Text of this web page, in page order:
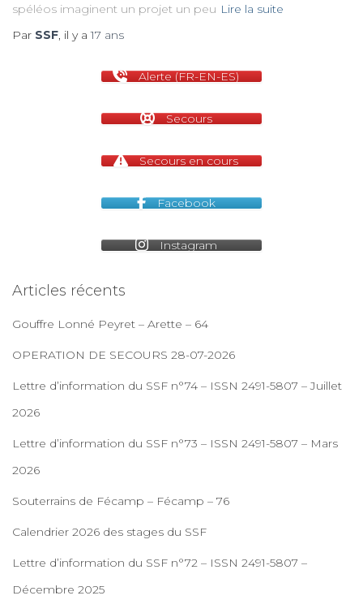
spéléos imaginent un projet un peu Lire la suite
Par SSF, il y a17 ans
Alerte (FR-EN-ES)
Secours
Secours en cours
Facebook
Instagram
Articles récents
Gouffre Lonné Peyret – Arette – 64
OPERATION DE SECOURS 28-07-2026
Lettre d’information du SSF n°74 – ISSN 2491-5807 – Juillet
2026
Lettre d’information du SSF n°73 – ISSN 2491-5807 – Mars
2026
Souterrains de Fécamp – Fécamp – 76
Calendrier 2026 des stages du SSF
Lettre d’information du SSF n°72 – ISSN 2491-5807 –
Décembre 2025